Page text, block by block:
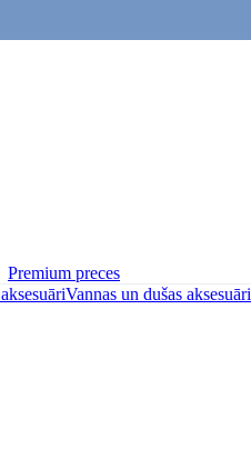
Premium preces
Vannas un dušas aksesuāri